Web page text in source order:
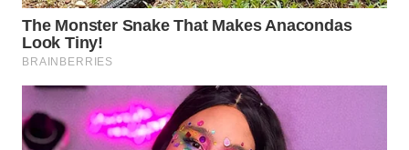
KOPEKLIN
PORTAL
FORWAMKI